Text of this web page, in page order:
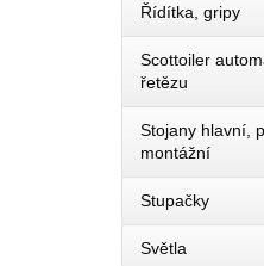
Řídítka, gripy
Scottoiler
řetězu
Stojany hlavní,
montážní
Stupačky
Světla